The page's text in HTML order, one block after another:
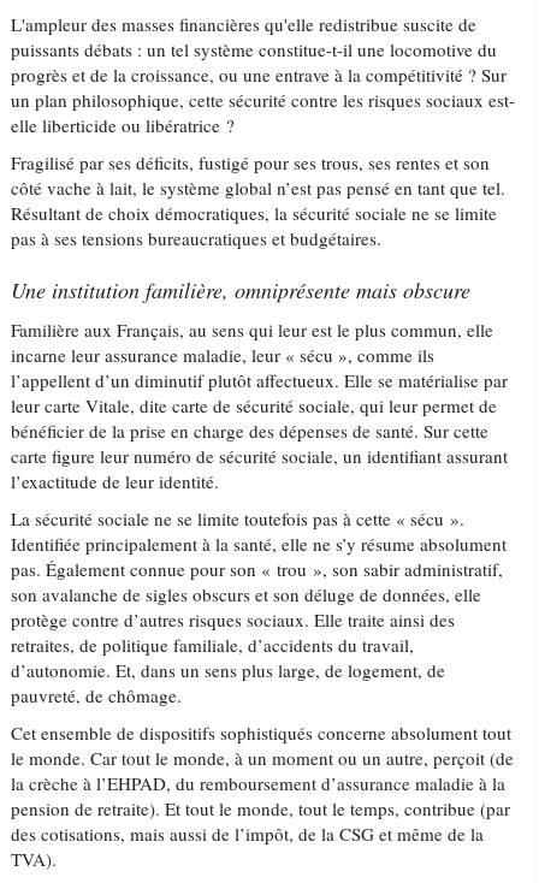
L'ampleur des masses financières qu'elle redistribue suscite de
puissants débats : un tel système constitue-t-il une locomotive du
progrès et de la croissance, ou une entrave à la compétitivité ? Sur
un plan philosophique, cette sécurité contre les risques sociaux est-
elle liberticide ou libératrice ?
Fragilisé par ses déficits, fustigé pour ses trous, ses rentes et son
côté vache à lait, le système global n’est pas pensé en tant que tel.
Résultant de choix démocratiques, la sécurité sociale ne se limite
pas à ses tensions bureaucratiques et budgétaires.
Une institution familière, omniprésente mais obscure
Familière aux Français, au sens qui leur est le plus commun, elle
incarne leur assurance maladie, leur « sécu », comme ils
l’appellent d’un diminutif plutôt affectueux. Elle se matérialise par
leur carte Vitale, dite carte de sécurité sociale, qui leur permet de
bénéficier de la prise en charge des dépenses de santé. Sur cette
carte figure leur numéro de sécurité sociale, un identifiant assurant
l’exactitude de leur identité.
La sécurité sociale ne se limite toutefois pas à cette « sécu ».
Identifiée principalement à la santé, elle ne s’y résume absolument
pas. Également connue pour son « trou », son sabir administratif,
son avalanche de sigles obscurs et son déluge de données, elle
protège contre d’autres risques sociaux. Elle traite ainsi des
retraites, de politique familiale, d’accidents du travail,
d’autonomie. Et, dans un sens plus large, de logement, de
pauvreté, de chômage.
Cet ensemble de dispositifs sophistiqués concerne absolument tout
le monde. Car tout le monde, à un moment ou un autre, perçoit (de
la crèche à l’EHPAD, du remboursement d’assurance maladie à la
pension de retraite). Et tout le monde, tout le temps, contribue (par
des cotisations, mais aussi de l’impôt, de la CSG et même de la
TVA).